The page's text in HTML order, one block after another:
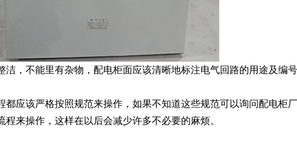
洁，不能里有杂物，配电柜面应该清晰地标注电气回路的用途及编
都应该严格按照规范来操作，如果不知道这些规范可以询问配电柜
来操作，这样在以后会减少许多不必要的麻烦。